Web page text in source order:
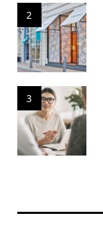
2
3